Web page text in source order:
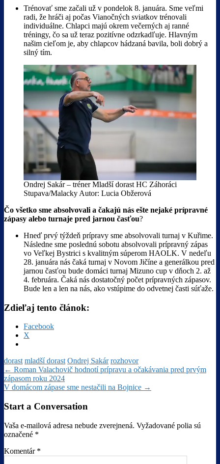
Trénovať sme začali už v pondelok 8. januára. Sme veľmi
radi, že hráči aj počas Vianočných sviatkov trénovali
individuálne. Chlapci majú okrem večerných aj ranné
tréningy, čo sa už teraz pozitívne odzrkadľuje. Hlavným
našim cieľom je, aby chlapcov hádzaná bavila, boli dobrý a
silný tím.
Ondrej Sakár – tréner Mladší dorast HC Záhoráci
Stupava/Malacky Autor: Lucia Obžerová
Čo všetko sme absolvovali a čakajú nás ešte nejaké prípravné
zápasy alebo turnaje pred jarnou časťou?
Hneď prvý týždeň prípravy sme absolvovali turnaj v Kuřime.
Následne sme poslednú sobotu absolvovali prípravný zápas
vo Veľkej Bystrici s kvalitným súperom HAOLK. V nedeľu
28. januára nás čaká turnaj v Novom Jičíne a generálkou pred
jarnou časťou bude domáci turnaj Mizuno cup v dňoch 2. až
4. februára. Čaká nás dostatočný počet prípravných zápasov.
Bude len a len na nás, ako vstúpime do odvetnej časti súťaže.
Zdieľaj tento článok:
Facebook
X
dorast mladší dorast Ondrej Sakár rozhovor
Post
navigation
← Roman Valachovič hodnotí prípravu a očakávania pred prvým
zápasom roku 2024
V domácom zápase sme nestačili na Bojnice →
Start a Conversation
Vaša e-mailová adresa nebude zverejnená. Vyžadované polia sú
označené *
Komentár *